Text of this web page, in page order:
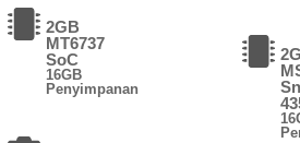
2GB
MT6737
SoC
16GB
Penyimpanan